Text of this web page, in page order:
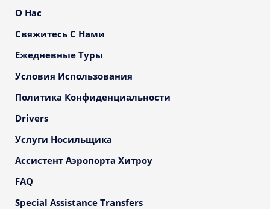
О Нас
Свяжитесь С Нами
Ежедневные Туры
Условия Использования
Политика Конфиденциальности
Drivers
Услуги Носильщика
Ассистент Аэропорта Хитроу
FAQ
Special Assistance Transfers